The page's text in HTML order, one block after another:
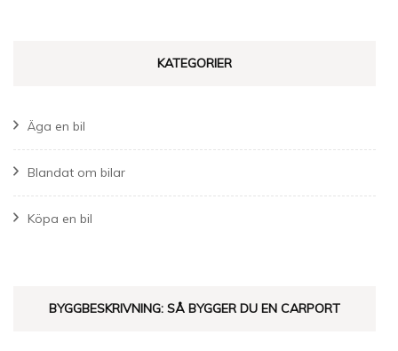
KATEGORIER
Äga en bil
Blandat om bilar
Köpa en bil
BYGGBESKRIVNING: SÅ BYGGER DU EN CARPORT